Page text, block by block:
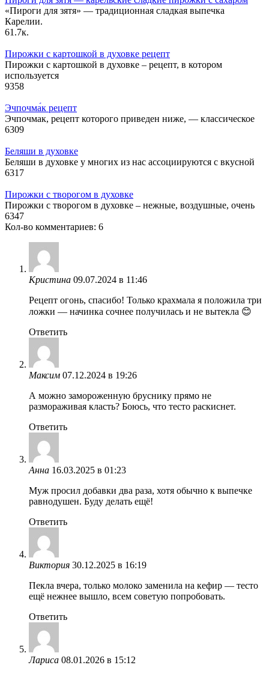
«Пироги для зятя» — традиционная сладкая выпечка
Карелии.
61.7к.
Пирожки с картошкой в духовке рецепт
Пирожки с картошкой в духовке – рецепт, в котором
используется
9358
Эчпочма́к рецепт
Эчпочмак, рецепт которого приведен ниже, — классическое
6309
Беляши в духовке
Беляши в духовке у многих из нас ассоциируются с вкусной
6317
Пирожки с творогом в духовке
Пирожки с творогом в духовке – нежные, воздушные, очень
6347
Кол-во комментариев: 6
Кристина 09.07.2024 в 11:46
Рецепт огонь, спасибо! Только крахмала я положила три
ложки — начинка сочнее получилась и не вытекла 😊
Ответить
Максим 07.12.2024 в 19:26
А можно замороженную бруснику прямо не
размораживая класть? Боюсь, что тесто раскиснет.
Ответить
Анна 16.03.2025 в 01:23
Муж просил добавки два раза, хотя обычно к выпечке
равнодушен. Буду делать ещё!
Ответить
Виктория 30.12.2025 в 16:19
Пекла вчера, только молоко заменила на кефир — тесто
ещё нежнее вышло, всем советую попробовать.
Ответить
Лариса 08.01.2026 в 15:12